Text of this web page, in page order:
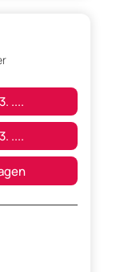
....
....